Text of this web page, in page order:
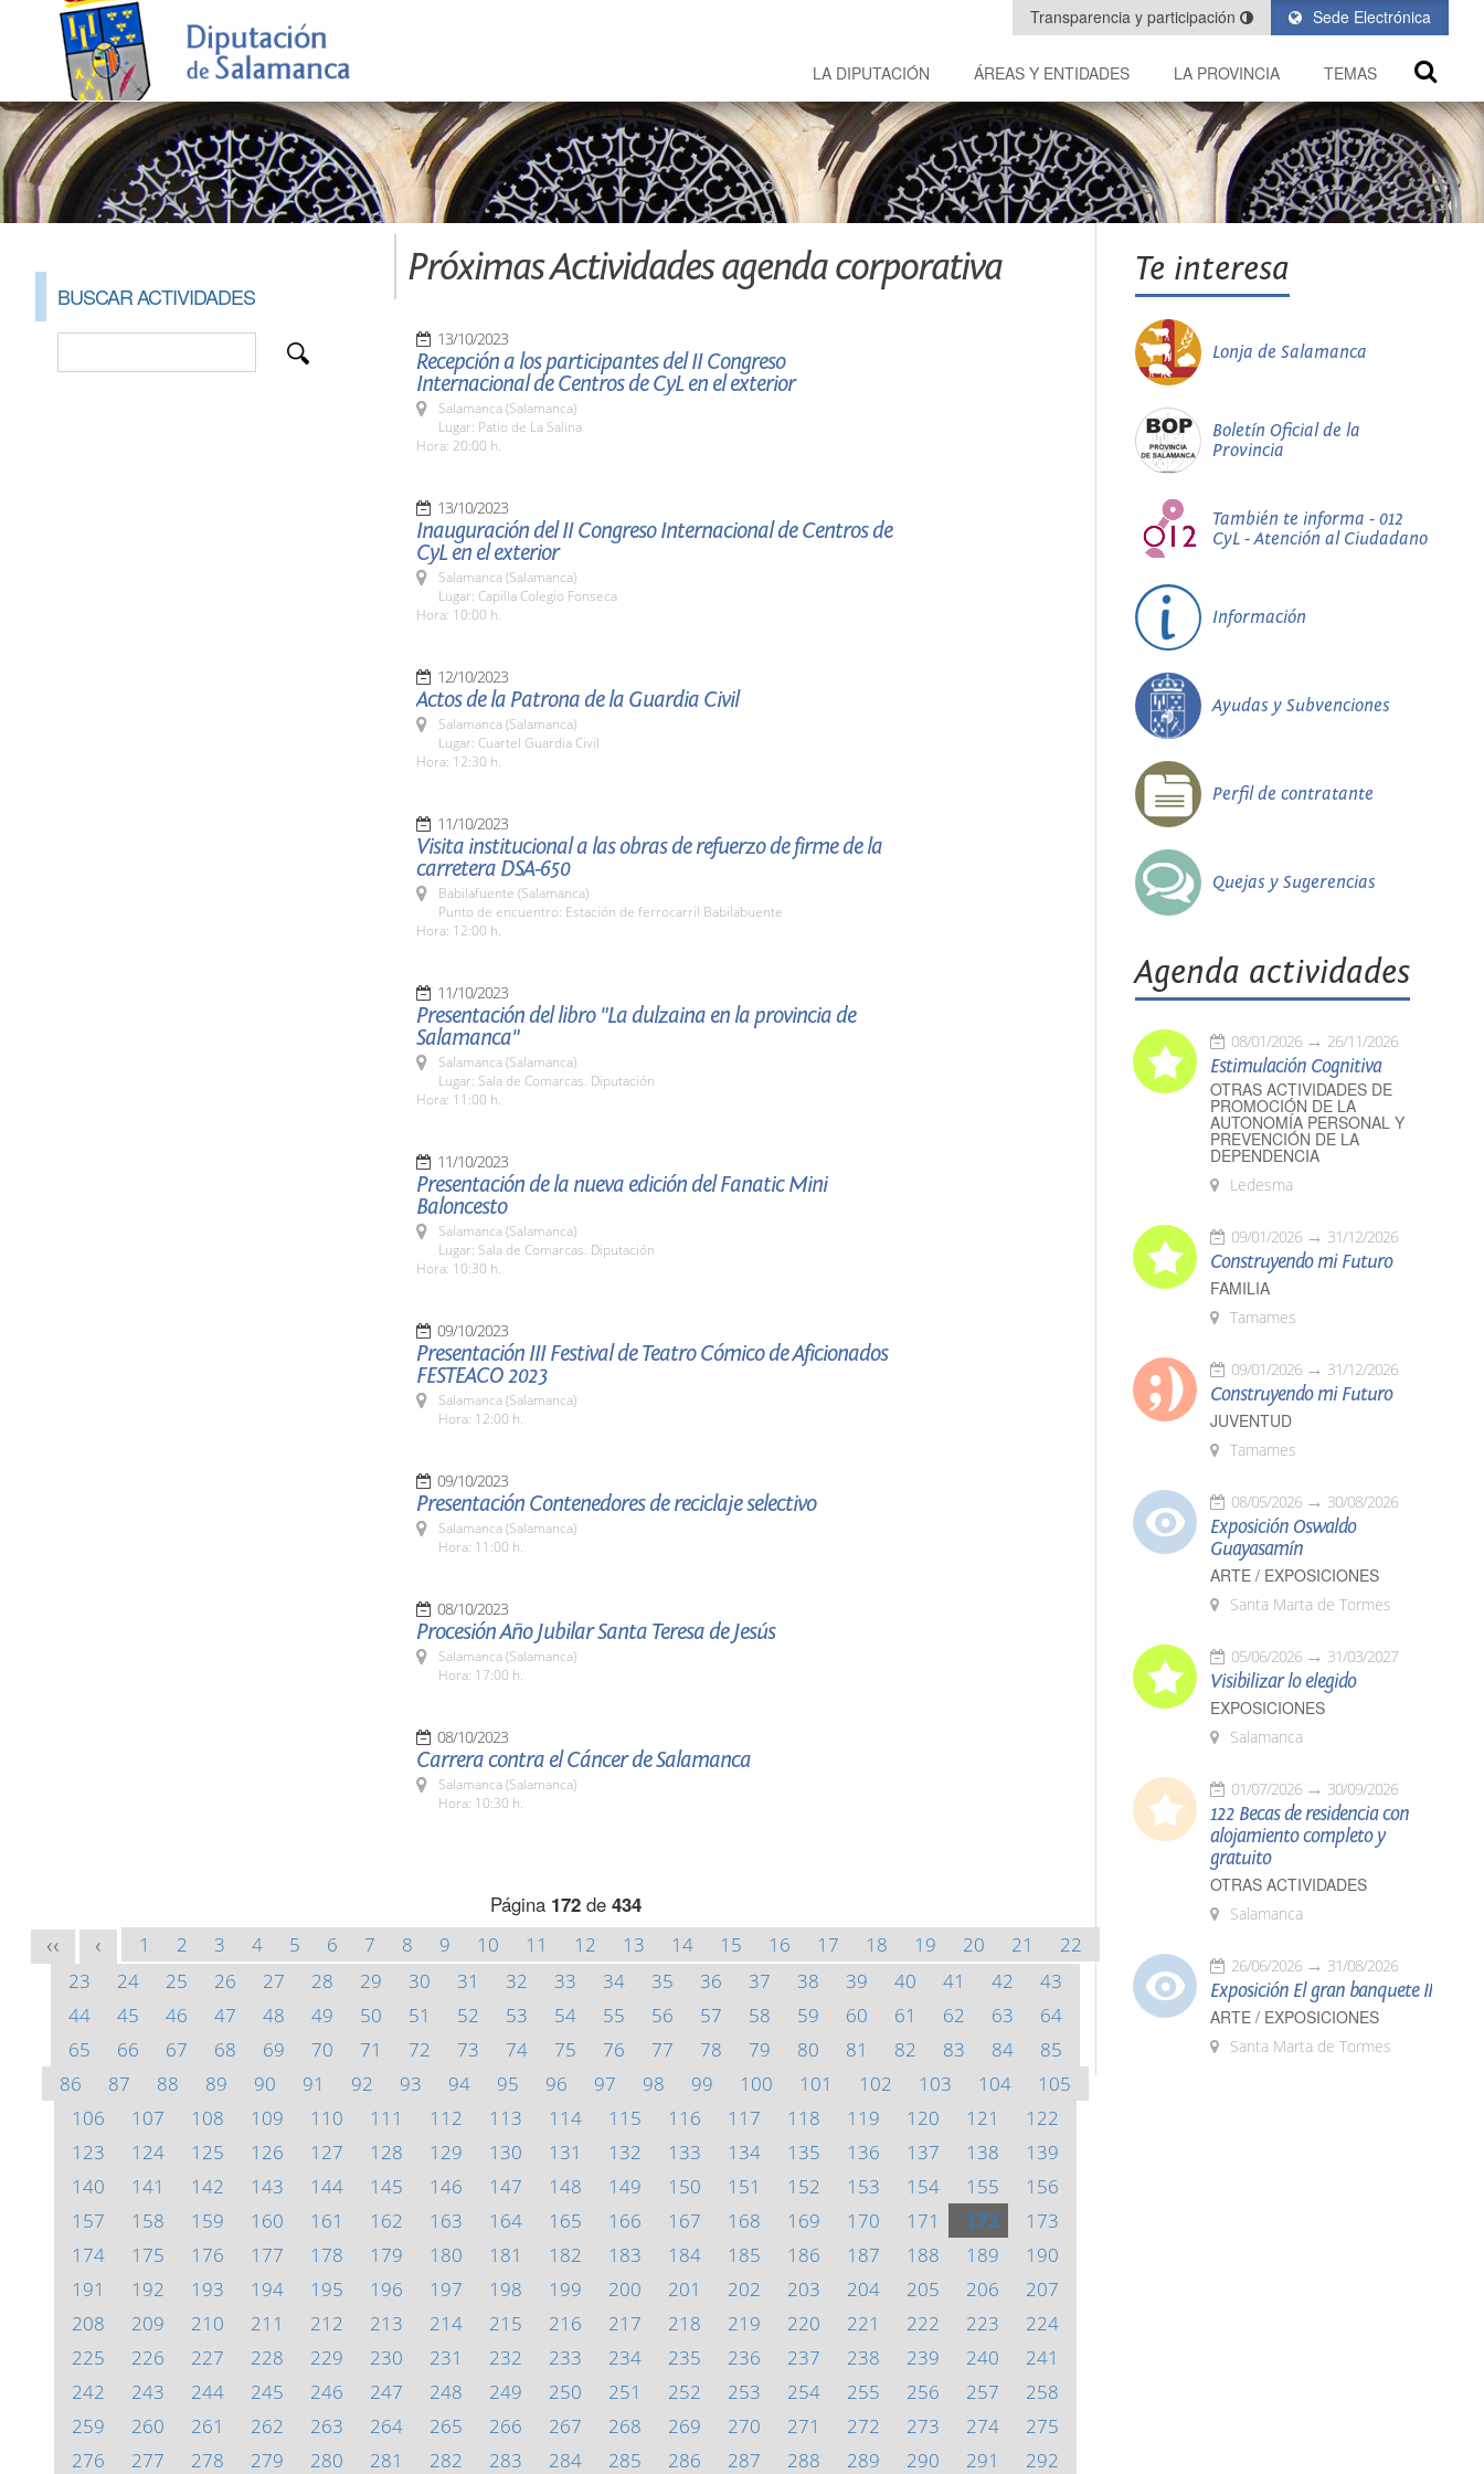
Sede Electrónica
Transparencia y participación
LA DIPUTACIÓN ÁREAS Y ENTIDADES LA PROVINCIA TEMAS
BUSCAR ACTIVIDADES
Próximas Actividades agenda corporativa
13/10/2023
Recepción a los participantes del II Congreso
Internacional de Centros de CyL en el exterior
Salamanca (Salamanca)
Lugar: Patio de La Salina
Hora: 20:00 h.
13/10/2023
Inauguración del II Congreso Internacional de Centros de
CyL en el exterior
Salamanca (Salamanca)
Lugar: Capilla Colegio Fonseca
Hora: 10:00 h.
12/10/2023
Actos de la Patrona de la Guardia Civil
Salamanca (Salamanca)
Lugar: Cuartel Guardia Civil
Hora: 12:30 h.
11/10/2023
Visita institucional a las obras de refuerzo de firme de la
carretera DSA-650
Babilafuente (Salamanca)
Punto de encuentro: Estación de ferrocarril Babilabuente
Hora: 12:00 h.
11/10/2023
Presentación del libro "La dulzaina en la provincia de
Salamanca"
Salamanca (Salamanca)
Lugar: Sala de Comarcas. Diputación
Hora: 11:00 h.
11/10/2023
Presentación de la nueva edición del Fanatic Mini
Baloncesto
Salamanca (Salamanca)
Lugar: Sala de Comarcas. Diputación
Hora: 10:30 h.
09/10/2023
Presentación III Festival de Teatro Cómico de Aficionados
FESTEACO 2023
Salamanca (Salamanca)
Hora: 12:00 h.
09/10/2023
Presentación Contenedores de reciclaje selectivo
Salamanca (Salamanca)
Hora: 11:00 h.
08/10/2023
Procesión Año Jubilar Santa Teresa de Jesús
Salamanca (Salamanca)
Hora: 17:00 h.
08/10/2023
Carrera contra el Cáncer de Salamanca
Salamanca (Salamanca)
Hora: 10:30 h.
Página 172de 434
<< < 1 2 3 4 5 6 7 8 9 10 11 12 13 14 15 16 17 18 19 20 21
22
23
24 25 26 27 28 29 30 31 32 33 34 35 36 37 38 39 40 41 42
43
44
45 46 47 48 49 50 51 52 53 54 55 56 57 58 59 60 61 62 63
64
65
66 67 68 69 70 71 72 73 74 75 76 77 78 79 80 81 82 83 84
85
86
87 88 89 90 91 92 93 94 95 96 97 98 99 100 101 102 103 104
105
106
107 108 109 110 111 112 113 114 115 116 117 118 119 120 121
122
123
124 125 126 127 128 129 130 131 132 133 134 135 136 137 138
139
140
141 142 143 144 145 146 147 148 149 150 151 152 153 154 155
156
157
158 159 160 161 162 163 164 165 166 167 168 169 170 171 172
173
174
175 176 177 178 179 180 181 182 183 184 185 186 187 188 189
190
191
192 193 194 195 196 197 198 199 200 201 202 203 204 205 206
207
208
209 210 211 212 213 214 215 216 217 218 219 220 221 222 223
224
225
226 227 228 229 230 231 232 233 234 235 236 237 238 239 240
241
242
243 244 245 246 247 248 249 250 251 252 253 254 255 256 257
258
259
260 261 262 263 264 265 266 267 268 269 270 271 272 273 274
275
276
277 278 279 280 281 282 283 284 285 286 287 288 289 290 291 292
Te interesa
Lonja de Salamanca
Boletín Oficial de la
Provincia
También te informa - 012
CyL - Atención al Ciudadano
Información
Ayudas y Subvenciones
Perfil de contratante
Quejas y Sugerencias
Agenda actividades
08/01/2026 26/11/2026
Estimulación Cognitiva
OTRAS ACTIVIDADES DE
PROMOCIÓN DE LA
AUTONOMÍA PERSONAL Y
PREVENCIÓN DE LA
DEPENDENCIA
Ledesma
09/01/2026 31/12/2026
Construyendo mi Futuro
FAMILIA
Tamames
09/01/2026 31/12/2026
Construyendo mi Futuro
JUVENTUD
Tamames
08/05/2026 30/08/2026
Exposición Oswaldo
Guayasamín
ARTE / EXPOSICIONES
Santa Marta de Tormes
05/06/2026 31/03/2027
Visibilizar lo elegido
EXPOSICIONES
Salamanca
01/07/2026 30/09/2026
122 Becas de residencia con
alojamiento completo y
gratuito
OTRAS ACTIVIDADES
Salamanca
26/06/2026 31/08/2026
Exposición El gran banquete II
ARTE / EXPOSICIONES
Santa Marta de Tormes